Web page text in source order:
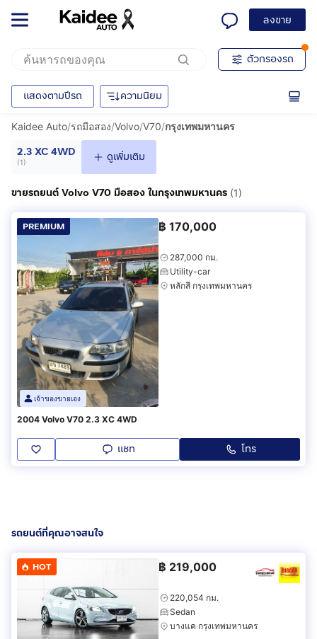
ลงขาย
ตัวกรองรถ
แสดงตามปีรถ ความนิยม
Kaidee Auto/รถมือสอง/Volvo/V70/กรุงเทพมหานคร
2.3 XC 4WD
(1) ดูเพิ่มเติม
ขายรถยนต์ Volvo V70 มือสอง ในกรุงเทพมหานคร (1)
PREMIUM
เจ้าของขายเอง
฿ 170,000
287,000 กม.
Utility-car
หลักสี่ กรุงเทพมหานคร
2004 Volvo V70 2.3 XC 4WD
แชท โทร
รถยนต์ที่คุณอาจสนใจ
HOT ฿ 219,000
220,054 กม.
Sedan
บางแค กรุงเทพมหานคร